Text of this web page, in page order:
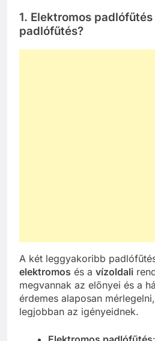
1. Elektromos
padlófűtés?
A két leggyakoribb
elektromos és a vízoldali
megvannak az előnyei és a
érdemes alaposan
legjobban az igényeidnek.